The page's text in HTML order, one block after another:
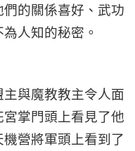
的關係喜好、武功
人知的秘密。
與魔教教主令人面
掌門頭上看見了他
營將軍頭上看到了